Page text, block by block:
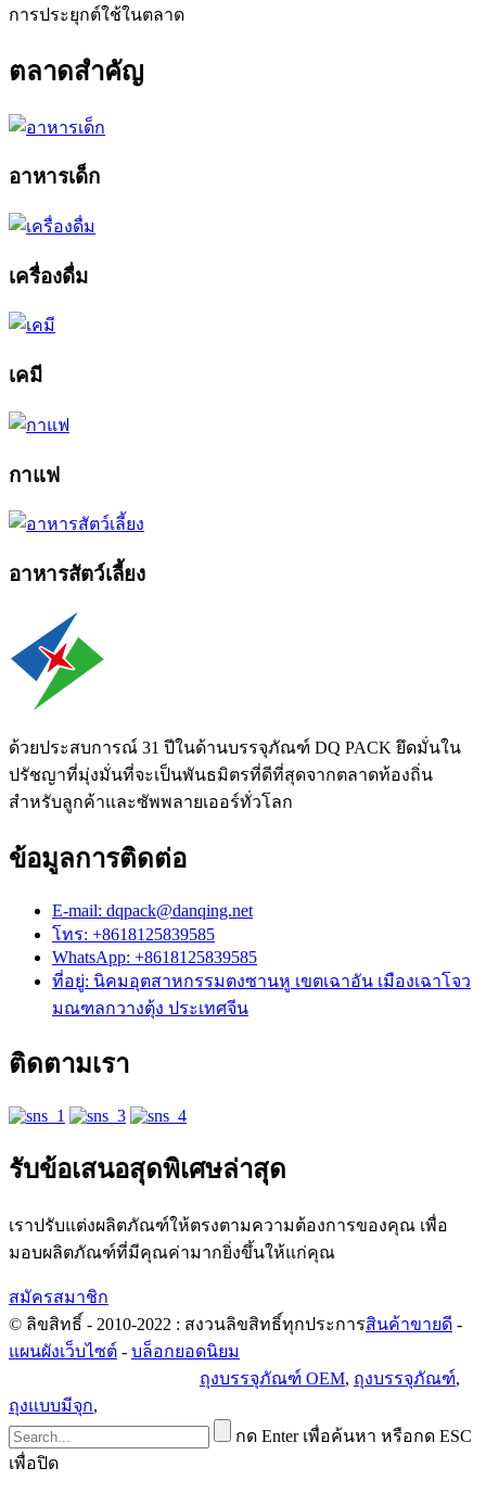
การประยุกต์ใช้ในตลาด
ตลาดสำคัญ
อาหารเด็ก
เครื่องดื่ม
เคมี
กาแฟ
อาหารสัตว์เลี้ยง
ด้วยประสบการณ์ 31 ปีในด้านบรรจุภัณฑ์ DQ PACK ยึดมั่นใน
ปรัชญาที่มุ่งมั่นที่จะเป็นพันธมิตรที่ดีที่สุดจากตลาดท้องถิ่น
สำหรับลูกค้าและซัพพลายเออร์ทั่วโลก
ข้อมูลการติดต่อ
E-mail: dqpack@danqing.net
โทร: +8618125839585
WhatsApp: +8618125839585
ที่อยู่: นิคมอุตสาหกรรมตงซานหู เขตเฉาอัน เมืองเฉาโจว
มณฑลกวางตุ้ง ประเทศจีน
ติดตามเรา
รับข้อเสนอสุดพิเศษล่าสุด
เราปรับแต่งผลิตภัณฑ์ให้ตรงตามความต้องการของคุณ เพื่อ
มอบผลิตภัณฑ์ที่มีคุณค่ามากยิ่งขึ้นให้แก่คุณ
สมัครสมาชิก
© ลิขสิทธิ์ - 2010-2022 : สงวนลิขสิทธิ์ทุกประการสินค้าขายดี -
แผนผังเว็บไซต์ - บล็อกยอดนิยม
ถุงบรรจุภัณฑ์ OEM, ถุงบรรจุภัณฑ์,
ถุงแบบมีจุก,
กด Enter เพื่อค้นหา หรือกด ESC
เพื่อปิด